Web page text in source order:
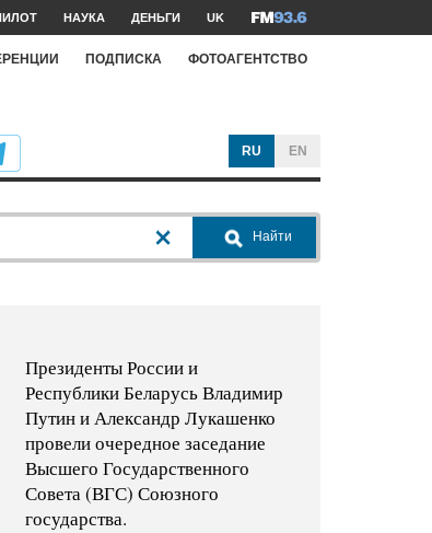
НАУКА ДЕНЬГИ UK
ПОДПИСКА ФОТОАГЕНТСТВО
RU EN
Найти
Президенты России и
Республики Беларусь Владимир
Путин и Александр Лукашенко
провели очередное заседание
Высшего Государственного
Совета (ВГС) Союзного
государства.